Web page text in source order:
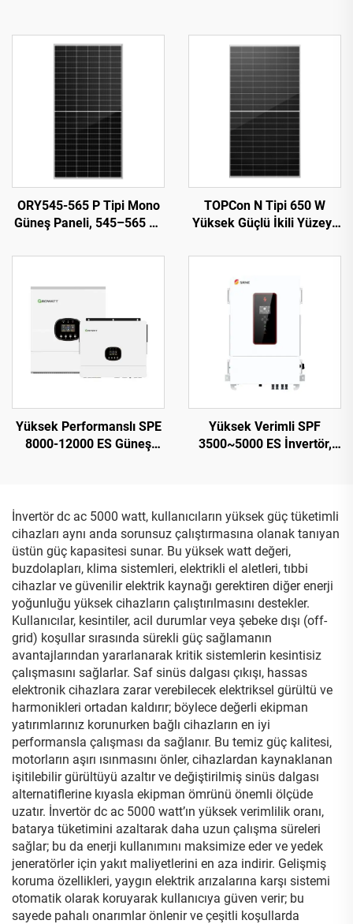
ORY545-565 P Tipi Mono
Güneş Paneli, 545–565 W,
Fotovoltaik Sistem
TOPCon N Tipi 650 W
Yüksek Güçlü İkili Yüzeyli
Optimum Çıkış için Ultra
Verimli Enerji Dönüşümü
Yüksek Performanslı SPE
8000-12000 ES Güneş
Yüksek Verimli SPF
3500~5000 ES İnvertör,
İnvertör dc ac 5000 watt, kullanıcıların yüksek güç tüketimli
cihazları aynı anda sorunsuz çalıştırmasına olanak tanıyan
üstün güç kapasitesi sunar. Bu yüksek watt değeri,
buzdolapları, klima sistemleri, elektrikli el aletleri, tıbbi
cihazlar ve güvenilir elektrik kaynağı gerektiren diğer enerji
yoğunluğu yüksek cihazların çalıştırılmasını destekler.
Kullanıcılar, kesintiler, acil durumlar veya şebeke dışı (off-
grid) koşullar sırasında sürekli güç sağlamanın
avantajlarından yararlanarak kritik sistemlerin kesintisiz
çalışmasını sağlarlar. Saf sinüs dalgası çıkışı, hassas
elektronik cihazlara zarar verebilecek elektriksel gürültü ve
harmonikleri ortadan kaldırır; böylece değerli ekipman
yatırımlarınız korunurken bağlı cihazların en iyi
performansla çalışması da sağlanır. Bu temiz güç kalitesi,
motorların aşırı ısınmasını önler, cihazlardan kaynaklanan
işitilebilir gürültüyü azaltır ve değiştirilmiş sinüs dalgası
alternatiflerine kıyasla ekipman ömrünü önemli ölçüde
uzatır. İnvertör dc ac 5000 watt’ın yüksek verimlilik oranı,
batarya tüketimini azaltarak daha uzun çalışma süreleri
sağlar; bu da enerji kullanımını maksimize eder ve yedek
jeneratörler için yakıt maliyetlerini en aza indirir. Gelişmiş
koruma özellikleri, yaygın elektrik arızalarına karşı sistemi
otomatik olarak koruyarak kullanıcıya güven verir; bu
sayede pahalı onarımlar önlenir ve çeşitli koşullarda